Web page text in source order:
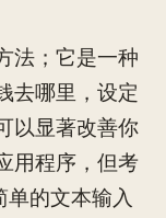
法；它是一种
去哪里，设定
以显著改善你
用程序，但考
单的文本输入